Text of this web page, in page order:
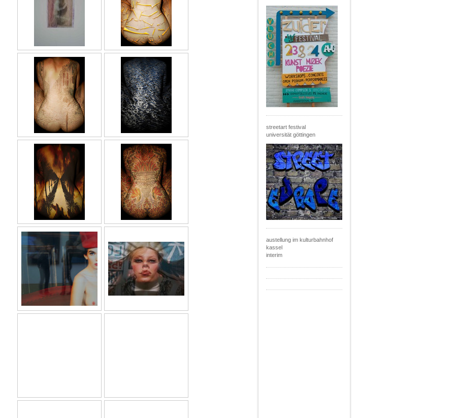
streetart festival
universität göttingen
austellung im kulturbahnhof
kassel
interim